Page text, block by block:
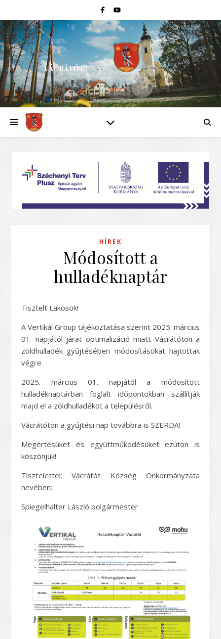
VÁCRÁTÓT
PEST VÁRMEGYE
HÍREK
Módosított a
hulladéknaptár
Tisztelt Lakosok!
A Vertikál Group tájékoztatása szerint 2025. március
01. napjától járat optimalizáció miatt Vácrátóton a
zöldhulladék gyűjtésében módosításokat hajtottak
végre.
2025. március 01. napjától a módosított
hulladéknaptárban foglalt időpontokban szállítják
majd el a zöldhulladékot a településről.
Vácrátóton a gyűjtési nap továbbra is SZERDA!
Megértésüket és együttműködésüket ezúton is
köszönjük!
Tisztelettel: Vácrátót Község Önkormányzata
nevében:
Spiegelhalter László polgármester